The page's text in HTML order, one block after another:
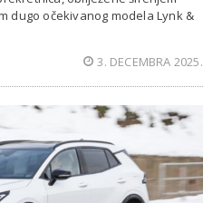
dugo očekivanog modela Lynk &
3. DECEMBRA 2025.